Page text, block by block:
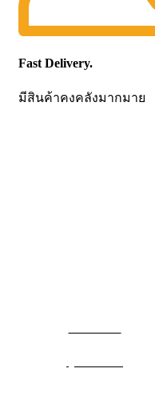
Fast Delivery.
มีสินค้าคงคลังมากมาย